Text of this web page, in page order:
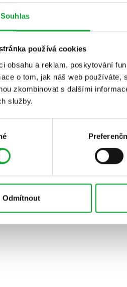
Souhlas
používá cookies
obsahu a reklam, poskytování
o tom, jak náš web
zkombinovat s dalšími
služby.
Odmítnout